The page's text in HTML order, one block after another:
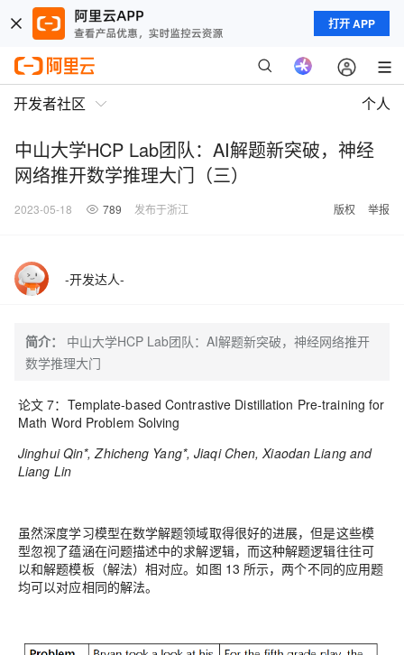
打开 APP
开发者社区 个人
中山大学HCP Lab团队：AI解题新突破，神经
网络推开数学推理大门（三）
2023-05-18 789 发布于浙江 版权 举报
-开发达人-
简介：
中山大学HCP Lab团队：AI解题新突破，神经网络推开
数学推理大门
论文 7：Template-based Contrastive Distillation Pre-training for
Math Word Problem Solving
Jinghui Qin*, Zhicheng Yang*, Jiaqi Chen, Xiaodan Liang and
Liang Lin
虽然深度学习模型在数学解题领域取得很好的进展，但是这些模
型忽视了蕴涵在问题描述中的求解逻辑，而这种解题逻辑往往可
以和解题模板（解法）相对应。如图 13 所示，两个不同的应用题
均可以对应相同的解法。